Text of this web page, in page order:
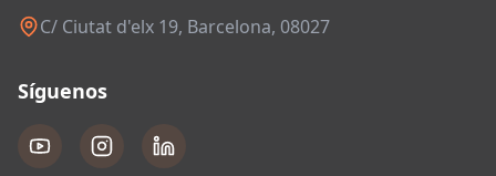
C/ Ciutat d'elx 19, Barcelona, 08027
Síguenos